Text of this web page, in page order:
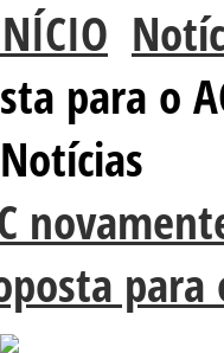
para o
Notícias
para